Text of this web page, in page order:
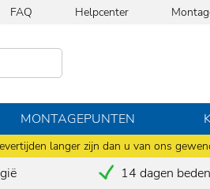
langer zijn dan u van ons
FAQ Helpcenter
MONTAGEPUNTEN
14 dagen